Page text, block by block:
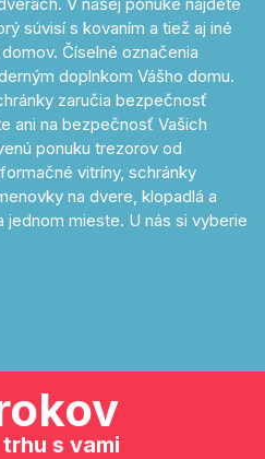
súvisí s kovaním a tiež aj iné
Číselné označenia
doplnkom Vášho domu.
zaručia bezpečnosť
ani na bezpečnosť Vašich
ponuku trezorov od
vitríny, schránky
na dvere, klopadlá a
jednom mieste. U nás si vyberie
s vami